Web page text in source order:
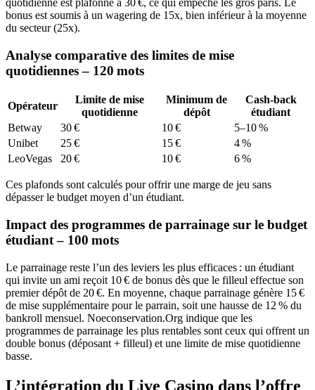
quotidienne est plafonné à 30 €, ce qui empêche les gros paris. Le
bonus est soumis à un wagering de 15x, bien inférieur à la moyenne
du secteur (25x).
Analyse comparative des limites de mise
quotidiennes – 120 mots
Opérateur
Limite de mise
quotidienne
Minimum de
dépôt
Cash‑back
étudiant
Betway
30 € 10 €
5–10 %
Unibet
25 € 15 €
4 %
LeoVegas
20 € 10 € 6 %
Ces plafonds sont calculés pour offrir une marge de jeu sans
dépasser le budget moyen d’un étudiant.
Impact des programmes de parrainage sur le budget
étudiant – 100 mots
Le parrainage reste l’un des leviers les plus efficaces : un étudiant
qui invite un ami reçoit 10 € de bonus dès que le filleul effectue son
premier dépôt de 20 €. En moyenne, chaque parrainage génère 15 €
de mise supplémentaire pour le parrain, soit une hausse de 12 % du
bankroll mensuel. Noeconservation.Org indique que les
programmes de parrainage les plus rentables sont ceux qui offrent un
double bonus (déposant + filleul) et une limite de mise quotidienne
basse.
L’intégration du Live Casino dans l’offre